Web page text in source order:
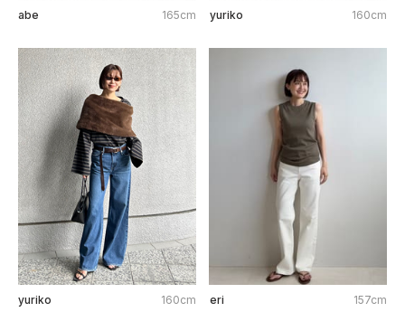
abe 165cm yuriko 160cm
yuriko 160cm eri 157cm